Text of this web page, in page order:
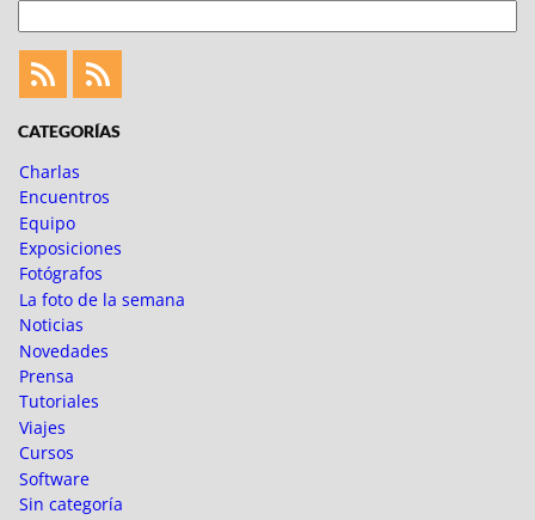
Feed
Feed
CATEGORÍAS
Charlas
Encuentros
Equipo
Exposiciones
Fotógrafos
La foto de la semana
Noticias
Novedades
Prensa
Tutoriales
Viajes
Cursos
Software
Sin categoría